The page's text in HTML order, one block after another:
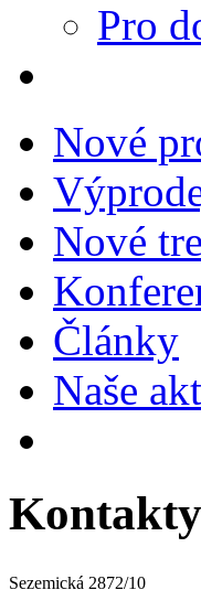
Pro
Nové
Nové
Články
Naše
Kontakty
Sezemická 2872/10